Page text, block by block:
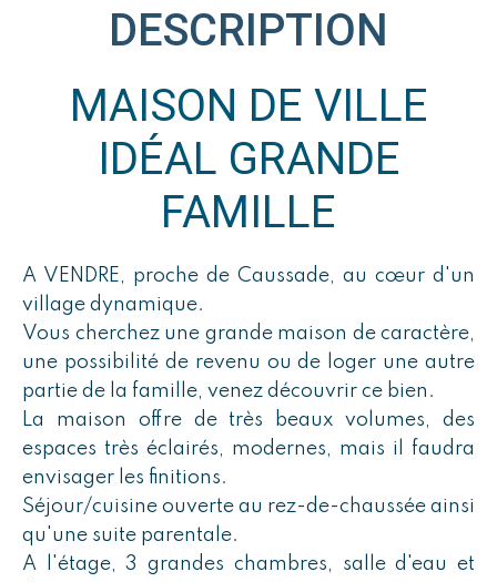
DESCRIPTION
MAISON DE VILLE
IDÉAL GRANDE
FAMILLE
A VENDRE, proche de Caussade, au cœur d'un
village dynamique.
Vous cherchez une grande maison de caractère,
une possibilité de revenu ou de loger une autre
partie de la famille, venez découvrir ce bien.
La maison offre de très beaux volumes, des
espaces très éclairés, modernes, mais il faudra
envisager les finitions.
Séjour/cuisine ouverte au rez-de-chaussée ainsi
qu'une suite parentale.
A l'étage, 3 grandes chambres, salle d'eau et